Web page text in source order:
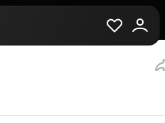
2-комнатная, 60.2